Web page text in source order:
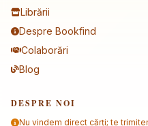
Librării
Despre Bookfind
Colaborări
Blog
DESPRE NOI
Nu vindem direct cărți; te